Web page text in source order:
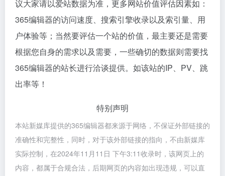
议大家请以爱站数据为准，更多网站价值评估因素如：
365编辑器的访问速度、搜索引擎收录以及索引量、用
户体验等；当然要评估一个站的价值，最主要还是需要
根据您自身的需求以及需要，一些确切的数据则需要找
365编辑器的站长进行洽谈提供。如该站的IP、PV、跳
出率等！
特别声明
本站新媒库提供的365编辑器都来源于网络，不保证外部链接的
准确性和完整性，同时，对于该外部链接的指向，不由新媒库
实际控制，在2024年11月11日 下午3:11收录时，该网页上的
内容，都属于合规合法，后期网页的内容如出现违规，可以直